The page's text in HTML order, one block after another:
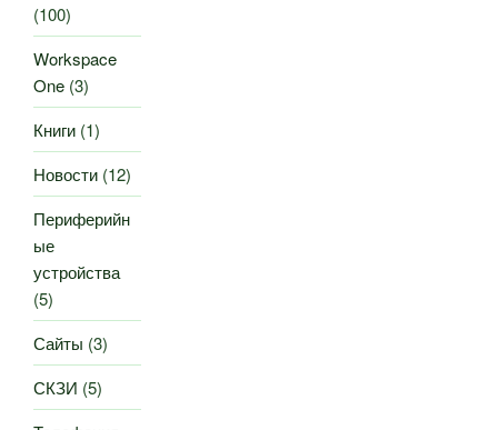
(100)
Workspace
One (3)
Книги (1)
Новости (12)
Периферийн
ые
устройства
(5)
Сайты (3)
СКЗИ (5)